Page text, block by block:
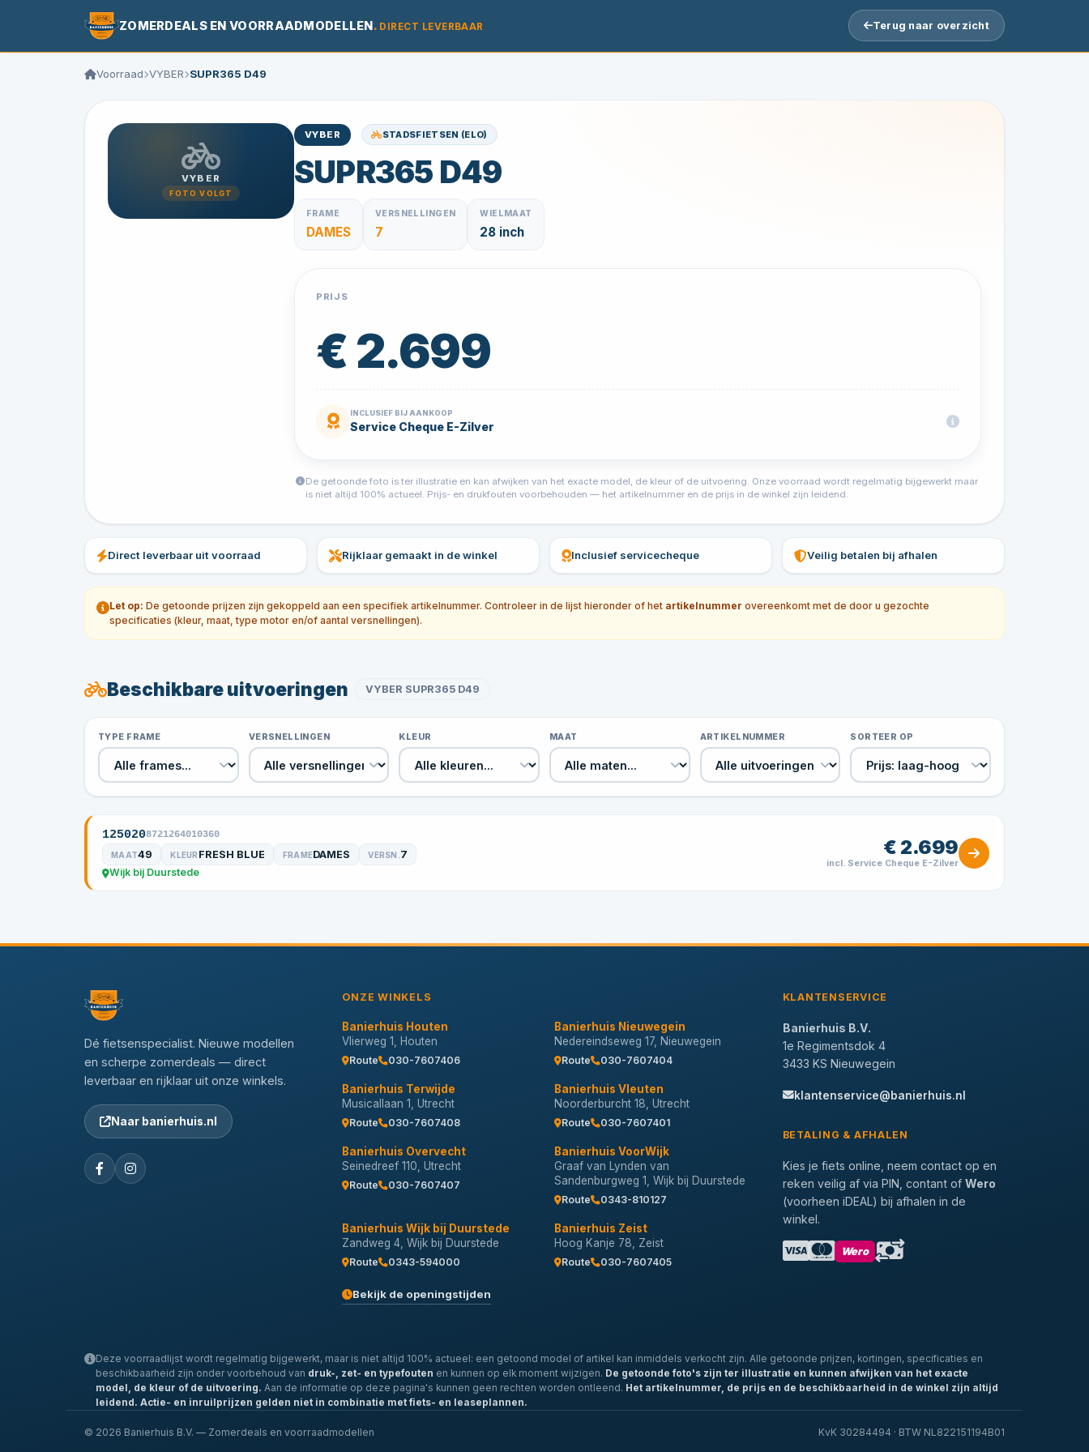
ZOMERDEALS EN VOORRAADMODELLEN. DIRECT LEVERBAAR Terug naar overzicht
Voorraad VYBER SUPR365 D49
VYBER
FOTO VOLGT
VYBER STADSFIETSEN (ELO)
SUPR365 D49
FRAME
DAMES
VERSNELLINGEN
7
WIELMAAT
28 inch
PRIJS
€ 2.699
INCLUSIEF BIJ AANKOOP
Service Cheque E-Zilver
De getoonde foto is ter illustratie en kan afwijken van het exacte model, de kleur of de uitvoering. Onze voorraad wordt regelmatig bijgewerkt maar
is niet altijd 100% actueel. Prijs- en drukfouten voorbehouden — het artikelnummer en de prijs in de winkel zijn leidend.
Direct leverbaar uit voorraad Rijklaar gemaakt in de winkel Inclusief servicecheque Veilig betalen bij afhalen
Let op: De getoonde prijzen zijn gekoppeld aan een specifiek artikelnummer. Controleer in de lijst hieronder of het artikelnummer overeenkomt met de door u gezochte
specificaties (kleur, maat, type motor en/of aantal versnellingen).
Beschikbare uitvoeringen VYBER SUPR365 D49
TYPE FRAME VERSNELLINGEN KLEUR MAAT ARTIKELNUMMER SORTEER OP
1250208721264010360
MAAT49 KLEUR FRESH BLUE FRAMEDAMES VERSN. 7
Wijk bij Duurstede
€ 2.699
incl. Service Cheque E-Zilver
Dé fietsenspecialist. Nieuwe modellen
en scherpe zomerdeals — direct
leverbaar en rijklaar uit onze winkels.
Naar banierhuis.nl
ONZE WINKELS
Banierhuis Houten
Vlierweg 1, Houten
Route 030-7607406
Banierhuis Nieuwegein
Nedereindseweg 17, Nieuwegein
Route 030-7607404
Banierhuis Terwijde
Musicallaan 1, Utrecht
Route 030-7607408
Banierhuis Vleuten
Noorderburcht 18, Utrecht
Route 030-7607401
Banierhuis Overvecht
Seinedreef 110, Utrecht
Route 030-7607407
Banierhuis VoorWijk
Graaf van Lynden van
Sandenburgweg 1, Wijk bij Duurstede
Route 0343-810127
Banierhuis Wijk bij Duurstede
Zandweg 4, Wijk bij Duurstede
Route 0343-594000
Banierhuis Zeist
Hoog Kanje 78, Zeist
Route 030-7607405
Bekijk de openingstijden
KLANTENSERVICE
Banierhuis B.V.
1e Regimentsdok 4
3433 KS Nieuwegein
klantenservice@banierhuis.nl
BETALING & AFHALEN
Kies je fiets online, neem contact op en
reken veilig af via PIN, contant of Wero
(voorheen iDEAL) bij afhalen in de
winkel.
Wero
Deze voorraadlijst wordt regelmatig bijgewerkt, maar is niet altijd 100% actueel: een getoond model of artikel kan inmiddels verkocht zijn. Alle getoonde prijzen, kortingen, specificaties en
beschikbaarheid zijn onder voorbehoud van druk-, zet- en typefouten en kunnen op elk moment wijzigen. De getoonde foto's zijn ter illustratie en kunnen afwijken van het exacte
model, de kleur of de uitvoering. Aan de informatie op deze pagina's kunnen geen rechten worden ontleend. Het artikelnummer, de prijs en de beschikbaarheid in de winkel zijn altijd
leidend. Actie- en inruilprijzen gelden niet in combinatie met fiets- en leaseplannen.
© 2026 Banierhuis B.V. — Zomerdeals en voorraadmodellen KvK 30284494 · BTW NL822151194B01